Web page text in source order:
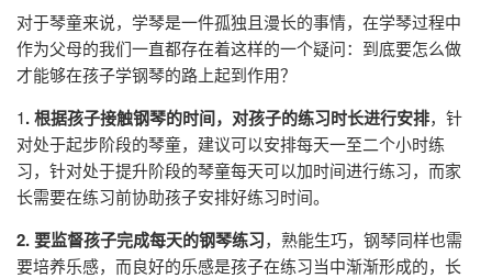
对于琴童来说，学琴是一件孤独且漫长的事情，在学琴过程中
作为父母的我们一直都存在着这样的一个疑问：到底要怎么做
才能够在孩子学钢琴的路上起到作用？
1. 根据孩子接触钢琴的时间，对孩子的练习时长进行安排，针
对处于起步阶段的琴童，建议可以安排每天一至二个小时练
习，针对处于提升阶段的琴童每天可以加时间进行练习，而家
长需要在练习前协助孩子安排好练习时间。
2. 要监督孩子完成每天的钢琴练习，熟能生巧，钢琴同样也需
要培养乐感，而良好的乐感是孩子在练习当中渐渐形成的，长